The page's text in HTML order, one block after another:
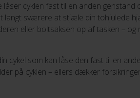
cyklen fast til en anden genstand
langt sværere at stjæle din tohjulede
eller boltsaksen op af tasken – og
cykel som kan låse den fast til en
på cyklen – ellers dækker